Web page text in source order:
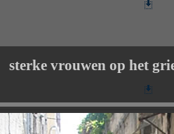
sterke vrouwen op het